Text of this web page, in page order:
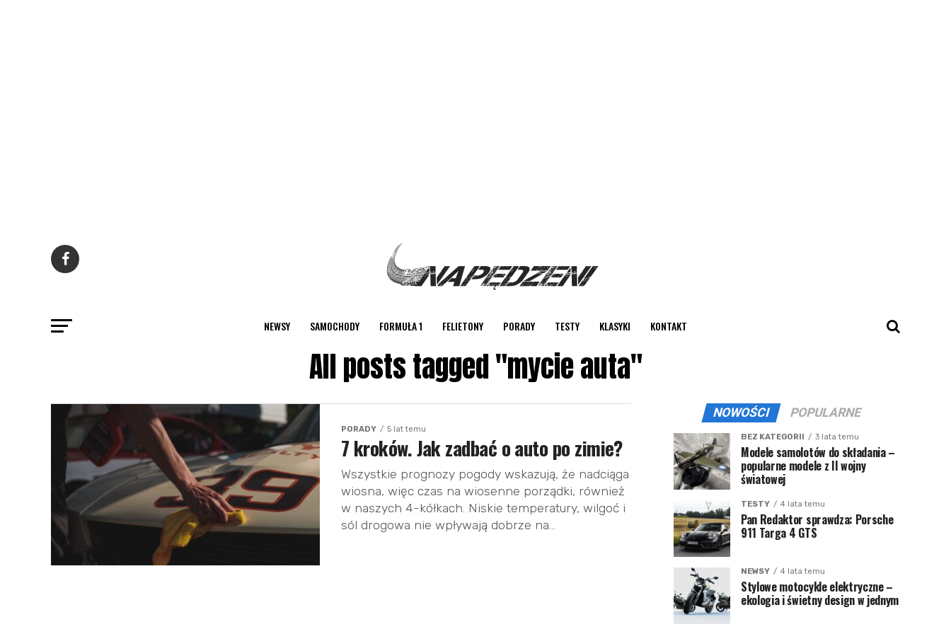
NEWSY SAMOCHODY FORMUŁA 1 FELIETONY PORADY TESTY KLASYKI KONTAKT
All posts tagged "mycie auta"
PORADY 5 lat temu
7 kroków. Jak zadbać o auto po zimie?
Wszystkie prognozy pogody wskazują, że nadciąga
wiosna, więc czas na wiosenne porządki, również
w naszych 4-kółkach. Niskie temperatury, wilgoć i
sól drogowa nie wpływają dobrze na...
NOWOŚCI POPULARNE
BEZ KATEGORII 3 lata temu
Modele samolotów do składania –
popularne modele z II wojny
światowej
TESTY 4 lata temu
Pan Redaktor sprawdza: Porsche
911 Targa 4 GTS
NEWSY 4 lata temu
Stylowe motocykle elektryczne –
ekologia i świetny design w jednym